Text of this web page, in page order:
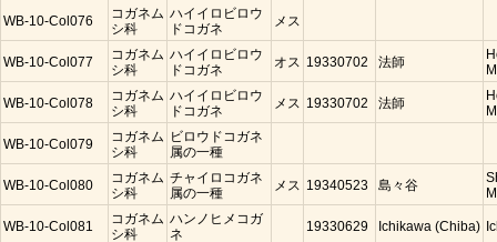
WB-10-Col076
コガネム
シ科
ハイイロビロウ
ドコガネ
メス
WB-10-Col077
コガネム
シ科
ハイイロビロウ
ドコガネ
オス 19330702 法師
WB-10-Col078
コガネム
シ科
ハイイロビロウ
ドコガネ
メス 19330702 法師
WB-10-Col079
コガネム
シ科
ビロウドコガネ
属の一種
WB-10-Col080
コガネム
シ科
チャイロコガネ
属の一種
メス 19340523 島々谷
WB-10-Col081
コガネム
シ科
ハンノヒメコガ
ネ
19330629 Ichikawa (Chiba)